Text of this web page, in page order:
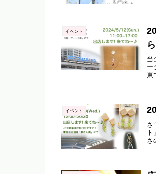
イベント
当
ー
東
イベント
さ
さ